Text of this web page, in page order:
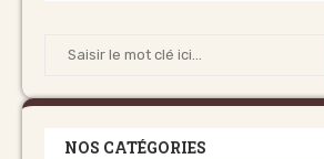
NOS CATÉGORIES